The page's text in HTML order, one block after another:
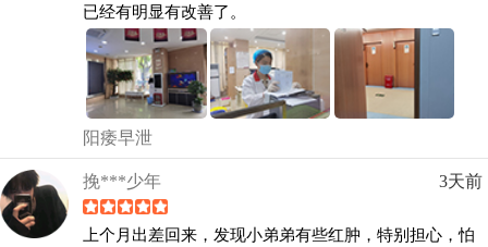
已经有明显有改善了。
阳痿早泄
挽***少年 3天前
上个月出差回来，发现小弟弟有些红肿，特别担心，怕